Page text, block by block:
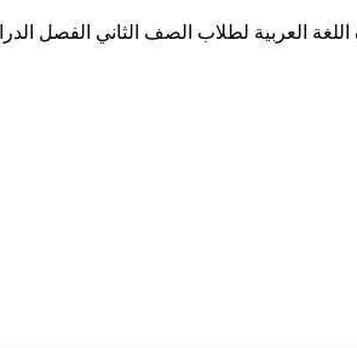
لطلاب الصف الثاني الفصل الدراسي